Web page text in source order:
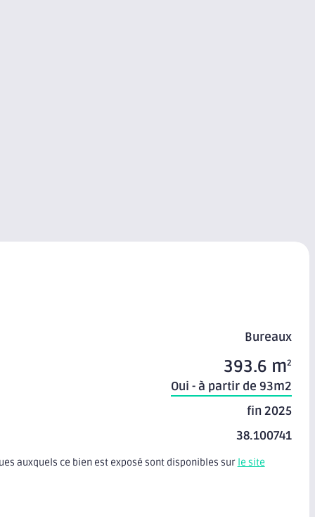
Bureaux
393.6 m2
Oui - à partir de 93m2
fin 2025
38.100741
auxquels ce bien est exposé sont disponibles sur le site